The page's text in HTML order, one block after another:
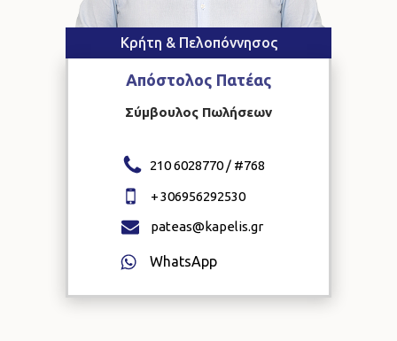
Κρήτη & Πελοπόννησος
Απόστολος Πατέας
Σύμβουλος Πωλήσεων
210 6028770 / #768
+306956292530
pateas@kapelis.gr
WhatsApp